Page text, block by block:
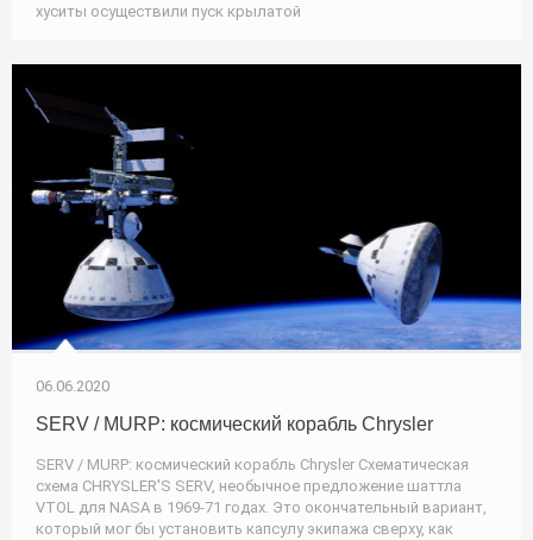
хуситы осуществили пуск крылатой
06.06.2020
SERV / MURP: космический корабль Chrysler
SERV / MURP: космический корабль Chrysler Схематическая
схема CHRYSLER'S SERV, необычное предложение шаттла
VTOL для NASA в 1969-71 годах. Это окончательный вариант,
который мог бы установить капсулу экипажа сверху, как